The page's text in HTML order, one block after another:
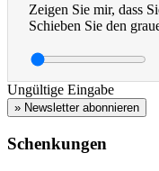
Zeigen Sie mir, dass
Schieben Sie den
Ungültige Eingabe
» Newsletter abonnieren
Schenkungen